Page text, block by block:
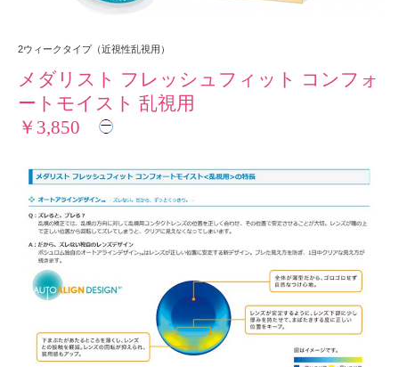
2ウィークタイプ（近視性乱視用）
メダリスト フレッシュフィット コンフォ
ートモイスト 乱視用
￥3,850